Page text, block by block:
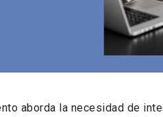
aborda la necesidad de